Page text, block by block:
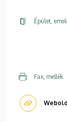
Épület,
Fax, mellék